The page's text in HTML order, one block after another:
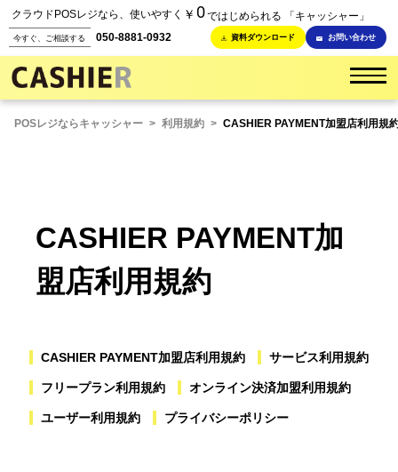
クラウドPOSレジなら、使いやすく ￥ 0ではじめられる 「キャッシャー」
今すぐ、ご相談する 050-8881-0932 資料ダウンロード お問い合わせ
POSレジならキャッシャー > 利用規約 > CASHIER PAYMENT加盟店利用規
CASHIER PAYMENT加
盟店利用規約
CASHIER PAYMENT加盟店利用規約 サービス利用規約
フリープラン利用規約 オンライン決済加盟利用規約
ユーザー利用規約 プライバシーポリシー